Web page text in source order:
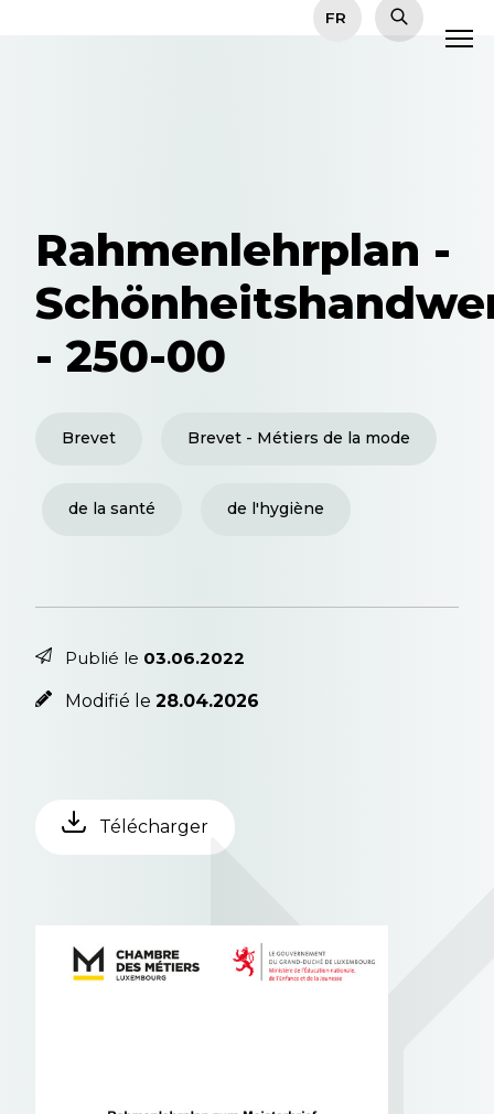
Rahmenlehrplan -
- 250-00
Brevet Brevet - Métiers de la mode
de la santé de l'hygiène
Publié le 03.06.2022
Modifié le 28.04.2026
Télécharger